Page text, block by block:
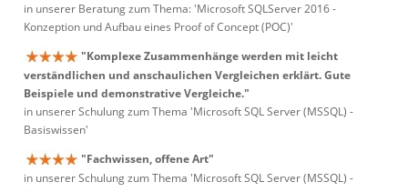
in unserer Beratung zum Thema: 'Microsoft SQLServer 2016 -
Konzeption und Aufbau eines Proof of Concept (POC)'
"Komplexe Zusammenhänge werden mit leicht
verständlichen und anschaulichen Vergleichen erklärt. Gute
Beispiele und demonstrative Vergleiche."
in unserer Schulung zum Thema 'Microsoft SQL Server (MSSQL) -
Basiswissen'
"Fachwissen, offene Art"
in unserer Schulung zum Thema 'Microsoft SQL Server (MSSQL) -